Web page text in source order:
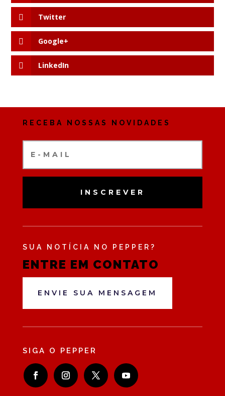
Twitter
Google+
LinkedIn
RECEBA NOSSAS NOVIDADES
INSCREVER
SUA NOTÍCIA NO PEPPER?
ENTRE EM CONTATO
ENVIE SUA MENSAGEM
SIGA O PEPPER